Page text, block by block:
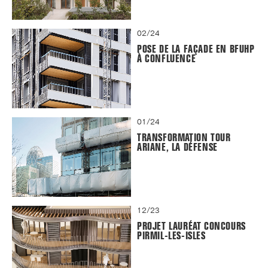
02/24
POSE DE LA FAÇADE EN BFUHP
À CONFLUENCE
01/24
TRANSFORMATION TOUR
ARIANE, LA DÉFENSE
12/23
PROJET LAURÉAT CONCOURS
PIRMIL-LES-ISLES